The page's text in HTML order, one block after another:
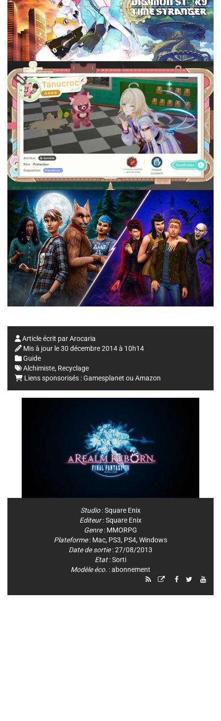
Article écrit parArocaria
Mis à jour le30 décembre 2014 à 10h14
Guide
Alchimiste, Recyclage
Liens sponsorisés :Gamesplanet ou Amazon
Studio:Square Enix
Editeur:Square Enix
Genre: MMORPG
Plateforme: Mac, PS3, PS4, Windows
Date de sortie: 27/08/2013
Etat: Sorti
Modèle éco. : abonnement